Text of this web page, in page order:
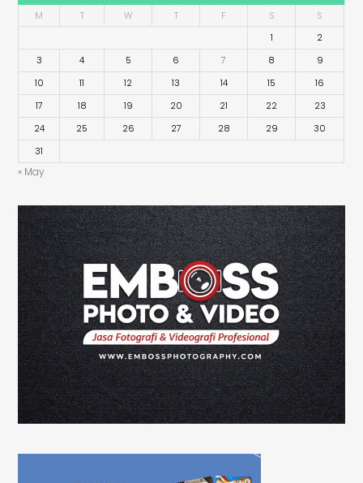
M T W T F S
S
1
2
3
4 5 6 7 8
9
10
11 12 13 14 15
16
17
18 19 20 21 22
23
24
25 26 27 28 29
30
31
« May